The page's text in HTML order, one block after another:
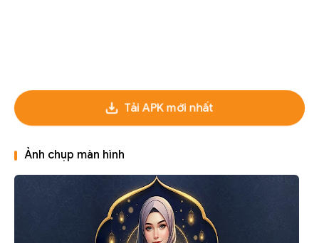
Tải APK mới nhất
Ảnh chụp màn hình